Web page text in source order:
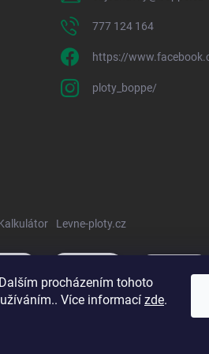
procházením tohoto
Více informací zde.
777 124 164
https://
ploty_boppe/
Levne-ploty.cz